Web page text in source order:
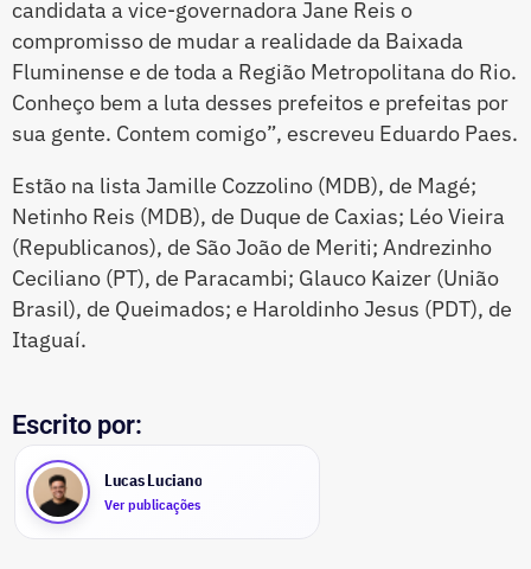
candidata a vice-governadora Jane Reis o
compromisso de mudar a realidade da Baixada
Fluminense e de toda a Região Metropolitana do Rio.
Conheço bem a luta desses prefeitos e prefeitas por
sua gente. Contem comigo”, escreveu Eduardo Paes.
Estão na lista Jamille Cozzolino (MDB), de Magé;
Netinho Reis (MDB), de Duque de Caxias; Léo Vieira
(Republicanos), de São João de Meriti; Andrezinho
Ceciliano (PT), de Paracambi; Glauco Kaizer (União
Brasil), de Queimados; e Haroldinho Jesus (PDT), de
Itaguaí.
Escrito por:
Lucas Luciano
Ver publicações